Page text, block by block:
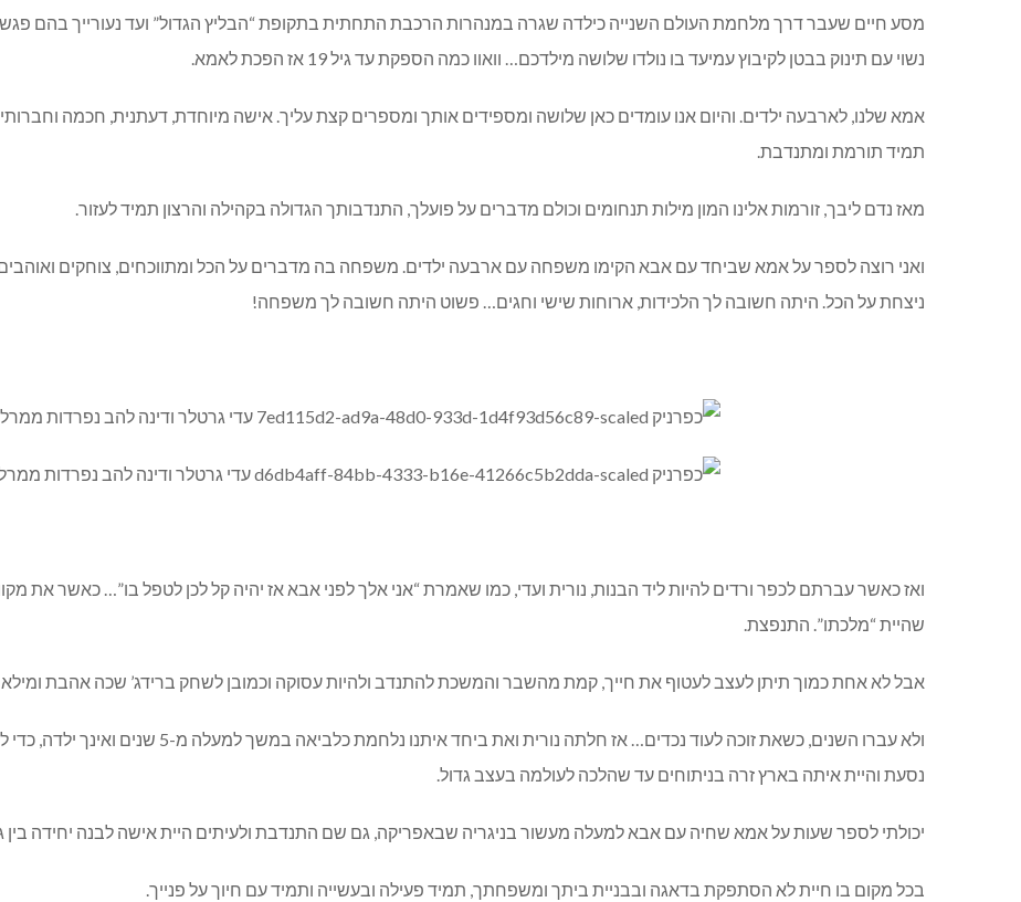
מסע חיים שעבר דרך מלחמת העולם השנייה כילדה שגרה במנהרות הרכבת התחתית בתקופת “הבליץ הגדול” ועד נעורייך בהם
נשוי עם תינוק בבטן לקיבוץ עמיעד בו נולדו שלושה מילדכם… וואוו כמה הספקת עד גיל 19 אז הפכת לאמא.
אמא שלנו, לארבעה ילדים. והיום אנו עומדים כאן שלושה ומספידים אותך ומספרים קצת עליך. אישה מיוחדת, דעתנית, חכמה
תמיד תורמת ומתנדבת.
מאז נדם ליבך, זורמות אלינו המון מילות תנחומים וכולם מדברים על פועלך, התנדבותך הגדולה בקהילה והרצון תמיד לעזור.
ואני רוצה לספר על אמא שביחד עם אבא הקימו משפחה עם ארבעה ילדים. משפחה בה מדברים על הכל ומתווכחים, צוחקים
ניצחת על הכל. היתה חשובה לך הלכידות, ארוחות שישי וחגים… פשוט היתה חשובה לך משפחה!
שהיית “מלכתו”. התנפצת.
אבל לא אחת כמוך תיתן לעצב לעטוף את חייך, קמת מהשבר והמשכת להתנדב ולהיות עסוקה וכמובן לשחק ברידג’ שכה אהבת ומילא
ולא עברו השנים, כשאת זוכה לעוד נכדים… אז חלתה
נסעת והיית איתה בארץ זרה בניתוחים עד שהלכה לעולמה בעצב גדול.
יכולתי לספר שעות על אמא שחיה עם אבא למעלה מעשור בניגריה שבאפריקה, גם שם התנדבת ולעיתים היית אישה לבנה יחידה בין
בכל מקום בו חיית לא הסתפקת בדאגה ובבניית ביתך ומשפחתך, תמיד פעילה ובעשייה ותמיד עם חיוך על פנייך.